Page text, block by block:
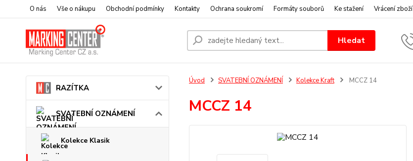
O nás Vše o nákupu Obchodní podmínky Kontakty Ochrana soukromí Formáty souborů Ke stažení Vrácení zboží
Hledat
RAZÍTKA
SVATEBNÍ OZNÁMENÍ
Kolekce Klasik
Úvod SVATEBNÍ OZNÁMENÍ Kolekce Kraft MCCZ 14
MCCZ 14